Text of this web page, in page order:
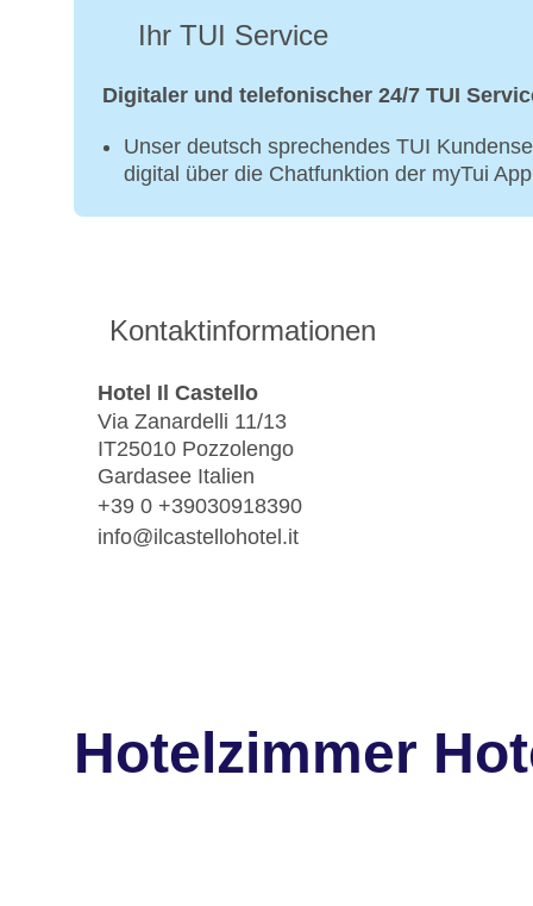
Ihr TUI Service
Digitaler und telefonischer 24/7 TUI
Unser deutsch sprechendes TUI
digital über die Chatfunktion der myTui
Kontaktinformationen
Hotel Il Castello
Via Zanardelli 11/13
IT25010 Pozzolengo
Gardasee Italien
+39 0 +39030918390
info@ilcastellohotel.it
Hotelzimmer